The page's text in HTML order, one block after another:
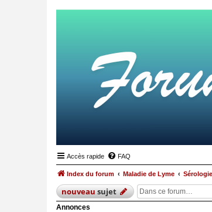
Accès rapide FAQ
Index du forum Maladie de Lyme
nouveausujet
Annonces